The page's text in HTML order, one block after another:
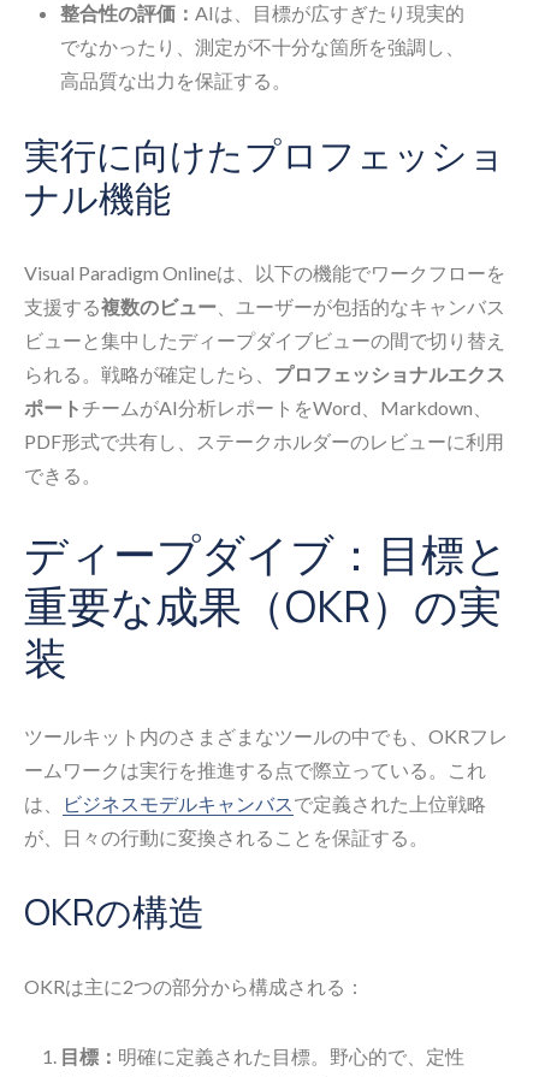
整合性の評価： AIは、目標が広すぎたり現実的
でなかったり、測定が不十分な箇所を強調し、
高品質な出力を保証する。
実行に向けたプロフェッショ
ナル機能
Visual Paradigm Onlineは、以下の機能でワークフローを
支援する複数のビュー 、ユーザーが包括的なキャンバス
ビューと集中したディープダイブビューの間で切り替え
られる。戦略が確定したら、 プロフェッショナルエクス
ポート チームがAI分析レポートをWord、Markdown、
PDF形式で共有し、ステークホルダーのレビューに利用
できる。
ディープダイブ：目標と
重要な成果（OKR）の実
装
ツールキット内のさまざまなツールの中でも、OKRフレ
ームワークは実行を推進する点で際立っている。これ
は、
ビジネスモデルキャンバスで定義された上位戦略
が、日々の行動に変換されることを保証する。
OKRの構造
OKRは主に2つの部分から構成される：
目標： 明確に定義された目標。野心的で、定性